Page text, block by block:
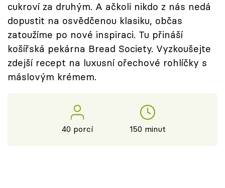
Sledujte nás
cukroví za druhým. A ačkoli nikdo z nás nedá
dopustit na osvědčenou klasiku, občas
zatoužíme po nové inspiraci. Tu přináší
košířská pekárna Bread Society. Vyzkoušejte
zdejší recept na luxusní ořechové rohlíčky s
máslovým krémem.
40 porcí 150 minut